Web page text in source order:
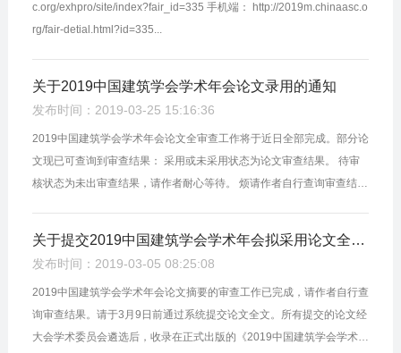
c.org/exhpro/site/index?fair_id=335 手机端： http://2019m.chinaasc.o
rg/fair-detial.html?id=335...
关于2019中国建筑学会学术年会论文录用的通知
发布时间：2019-03-25 15:16:36
2019中国建筑学会学术年会论文全审查工作将于近日全部完成。部分论
文现已可查询到审查结果： 采用或未采用状态为论文审查结果。 待审
核状态为未出审查结果，请作者耐心等待。 烦请作者自行查询审查结
关于提交2019中国建筑学会学术年会拟采用论文全文的通知
发布时间：2019-03-05 08:25:08
2019中国建筑学会学术年会论文摘要的审查工作已完成，请作者自行查
询审查结果。请于3月9日前通过系统提交论文全文。所有提交的论文经
大会学术委员会遴选后，收录在正式出版的《2019中国建筑学会学术年